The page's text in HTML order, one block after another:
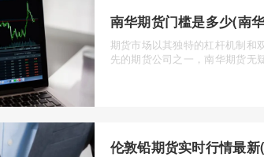
南华期货门槛是多少(南
期货市场以其独特的杠杆机制和
先的期货公司之一，南华期货无
伦敦铅期货实时行情最